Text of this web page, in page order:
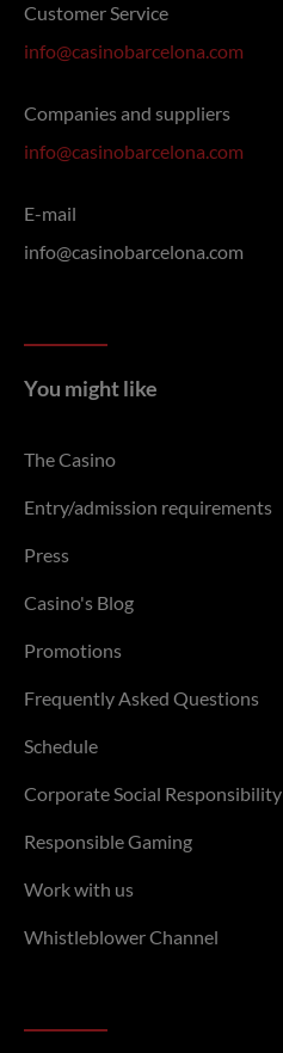
Customer Service
info@casinobarcelona.com
Companies and suppliers
info@casinobarcelona.com
E-mail
info@casinobarcelona.com
You might like
The Casino
Entry/admission requirements
Press
Casino's Blog
Promotions
Frequently Asked Questions
Schedule
Corporate Social Responsibility
Responsible Gaming
Work with us
Whistleblower Channel